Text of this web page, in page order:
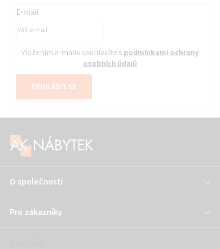
E-mail
Vložením e-mailu souhlasíte s podmínkami ochrany
osobních údajů
PŘIHLÁSIT SE
O společnosti
Pro zákazníky